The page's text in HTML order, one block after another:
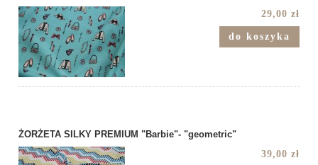
29,00 zł
do koszyka
ŻORŻETA SILKY PREMIUM "Barbie"- "geometric"
39,00 zł